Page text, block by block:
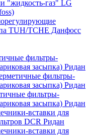
"жидкость-газ" LG
TUH/TCHE Данфосс
фильтры-
засыпка) Ридан
фильтры-
засыпка) Ридан
фильтры-
засыпка) Ридан
вставки для
DCR Ридан
вставки для